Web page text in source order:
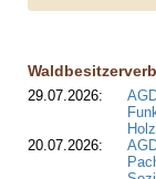
29.07.2026:
20.07.2026: